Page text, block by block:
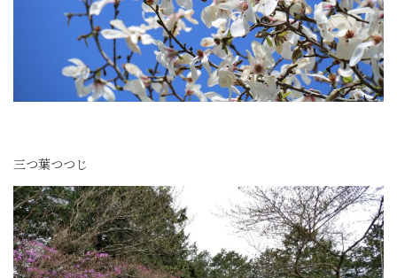
三つ葉つつじ